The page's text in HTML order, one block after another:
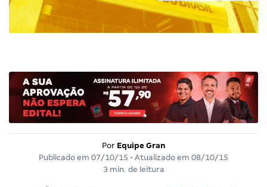
Por Equipe Gran
Publicado em 07/10/15 • Atualizado em 08/10/15
3 min. de leitura